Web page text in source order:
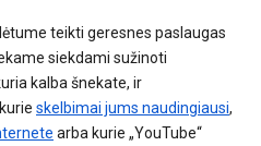
teikti geresnes paslaugas
siekdami sužinoti
kalba šnekate, ir
skelbimai jums naudingiausi,
arba kurie „YouTube“